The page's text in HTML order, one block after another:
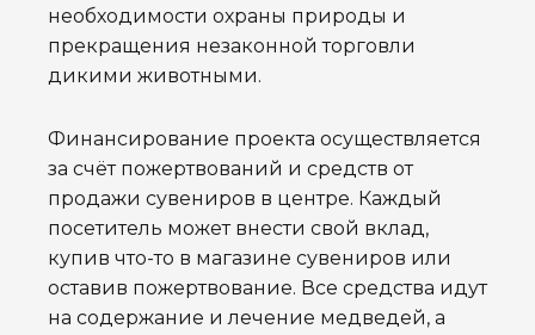
необходимости охраны природы и
прекращения незаконной торговли
дикими животными.
Финансирование проекта осуществляется
за счёт пожертвований и средств от
продажи сувениров в центре. Каждый
посетитель может внести свой вклад,
купив что-то в магазине сувениров или
оставив пожертвование. Все средства идут
на содержание и лечение медведей, а